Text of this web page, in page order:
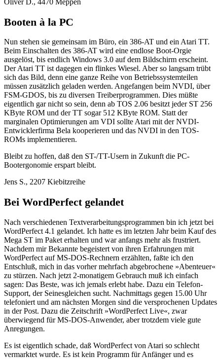
Oliver D., 4470 Meppen
Booten à la PC
Nun stehen sie gemeinsam im Büro, ein 386-AT und ein Atari TT.
Beim Einschalten des 386-AT wird eine endlose Boot-Orgie
ausgelöst, bis endlich Windows 3.0 auf dem Bildschirm erscheint.
Der Atari TT ist dagegen ein flinkes Wiesel. Aber so langsam trübt
sich das Bild, denn eine ganze Reihe von Betriebssystemteilen
müssen zusätzlich geladen werden. Angefangen beim NVDI, über
FSM-GDOS, bis zu diversen Treiberprogrammen. Dies müßte
eigentlich gar nicht so sein, denn ab TOS 2.06 besitzt jeder ST 256
KByte ROM und der TT sogar 512 KByte ROM. Statt der
marginalen Optimierungen am VDI sollte Atari mit der NVDI-
Entwicklerfirma Bela kooperieren und das NVDI in den TOS-
ROMs implementieren.
Bleibt zu hoffen, daß den ST-/TT-Usern in Zukunft die PC-
Bootergonomie erspart bleibt.
Jens S., 2207 Kiebitzreihe
Bei WordPerfect gelandet
Nach verschiedenen Textverarbeitungsprogrammen bin ich jetzt bei
WordPerfect 4.1 gelandet. Ich hatte es im letzten Jahr beim Kauf des
Mega ST im Paket erhalten und war anfangs mehr als frustriert.
Nachdem mir Bekannte begeistert von ihren Erfahrungen mit
WordPerfect auf MS-DOS-Rechnern erzählten, faßte ich den
Entschluß, mich in das vorher mehrfach abgebrochene »Abenteuer«
zu stürzen. Nach jetzt 2-monatigem Gebrauch muß ich einfach
sagen: Das Beste, was ich jemals erlebt habe. Dazu ein Telefon-
Support, der Seinesgleichen sucht. Nachmittags gegen 15.00 Uhr
telefoniert und am nächsten Morgen sind die versprochenen Updates
in der Post. Dazu die Zeitschrift »WordPerfect Live«, zwar
überwiegend für MS-DOS-Anwender, aber trotzdem viele gute
Anregungen.
Es ist eigentlich schade, daß WordPerfect von Atari so schlecht
vermarktet wurde. Es ist kein Programm für Anfänger und es